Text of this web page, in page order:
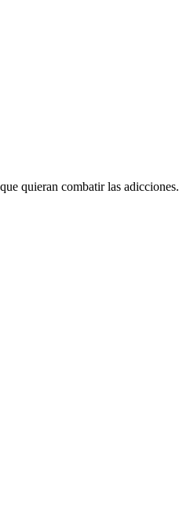
quieran combatir las adicciones.